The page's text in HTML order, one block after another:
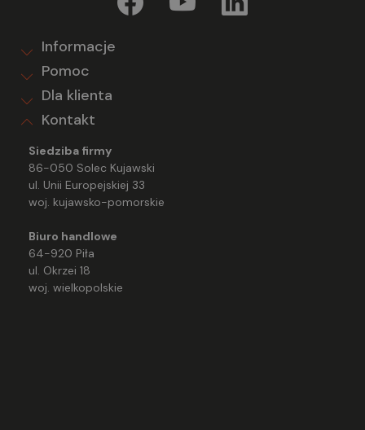
Informacje
Pomoc
Dla klienta
Kontakt
Siedziba firmy
86-050 Solec Kujawski
ul. Unii Europejskiej 33
woj. kujawsko-pomorskie
Biuro handlowe
64-920 Piła
ul. Okrzei 18
woj. wielkopolskie